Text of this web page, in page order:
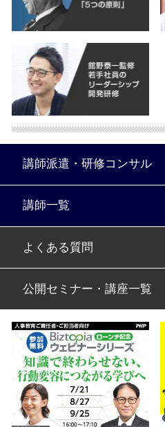
講師派遣・研修コンサル
講師一覧
よくある質問
公開セミナー・講座一覧